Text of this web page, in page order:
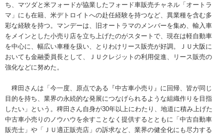
ち、マツダと米フォードが協業したフォード車販売チャネル「オートラ
マ」にも在籍、米デトロイトへの赴任経験を持つなど、異業種を含む多
彩な経験を持つ。マンデーは、旧オートラマのメンバーを集め、輸入車
をメインとした小売り店を立ち上げたのがスタートで、現在は軽自動車
を中心に、幅広い車種を扱い、とりわけリース販売が好調。ＪＵ大阪に
おいても金融委員長として、ＪＵクレジットの利用促進、リース販売の
強化などに努めた。
稗田さんは「今一度、原点である『中古車小売り』に回帰、皆が同じ
目的を持ち、業界の永続的な発展につなげられるような組織作りを目指
したい」という。稗田さん自身が30年以上にわたり、地道に積み上げた
中古車小売りのノウハウを余すことなく提供するとともに「中古自動車
販売士」や「ＪＵ適正販売店」の訴求など、業界の健全化にも尽力する